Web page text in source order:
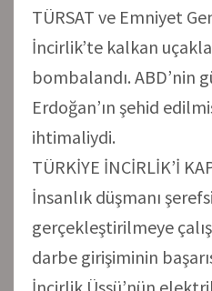
TÜRSAT ve Emniyet
İncirlik’te kalkan
bombalandı. ABD’nin
Erdoğan’ın şehid
ihtimaliydi.
TÜRKİYE İNCİRLİK’İ
İnsanlık düşmanı
gerçekleştirilmeye
darbe girişiminin